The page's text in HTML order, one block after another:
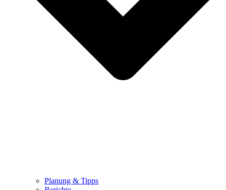
Planung & Tipps